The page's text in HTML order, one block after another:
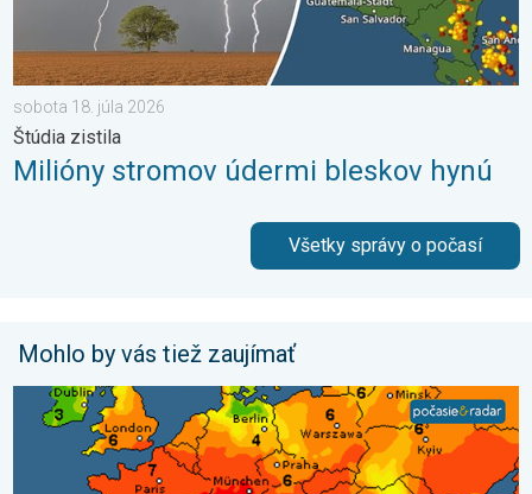
sobota 18. júla 2026
Štúdia zistila
Milióny stromov údermi bleskov hynú
Všetky správy o počasí
Mohlo by vás tiež zaujímať
UV index stúpa už poriadne vysoko. Nepodceňte slnko. . .